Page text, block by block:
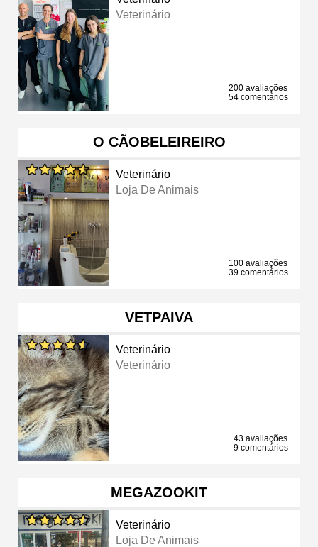
Veterinário
200 avaliações
54 comentários
O CÃOBELEIREIRO
Veterinário
Loja De Animais
100 avaliações
39 comentários
VETPAIVA
Veterinário
Veterinário
43 avaliações
9 comentários
MEGAZOOKIT
Veterinário
Loja De Animais